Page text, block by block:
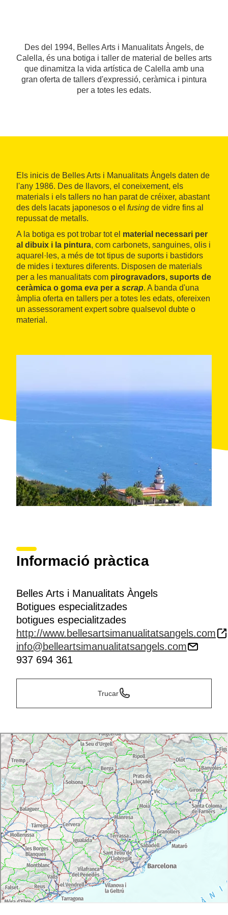
Des del 1994, Belles Arts i Manualitats Àngels, de
Calella, és una botiga i taller de material de belles arts
que dinamitza la vida artística de Calella amb una
gran oferta de tallers d'expressió, ceràmica i pintura
per a totes les edats.
Els inicis de Belles Arts i Manualitats Àngels daten de
l'any 1986. Des de llavors, el coneixement, els
materials i els tallers no han parat de créixer, abastant
des dels lacats japonesos o el fusing de vidre fins al
repussat de metalls.
A la botiga es pot trobar tot el material necessari per
al dibuix i la pintura, com carbonets, sanguines, olis i
aquarel·les, a més de tot tipus de suports i bastidors
de mides i textures diferents. Disposen de materials
per a les manualitats com pirogravadors, suports de
ceràmica o goma eva per a scrap. A banda d'una
àmplia oferta en tallers per a totes les edats, ofereixen
un assessorament expert sobre qualsevol dubte o
material.
Informació pràctica
Belles Arts i Manualitats Àngels
Botigues especialitzades
botigues especialitzades
http://www.bellesartsimanualitatsangels.com
info@belleartsimanualitatsangels.com
937 694 361
Trucar